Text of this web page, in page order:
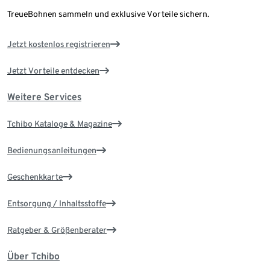
TreueBohnen sammeln und exklusive Vorteile sichern.
Jetzt kostenlos registrieren
Jetzt Vorteile entdecken
Weitere Services
Tchibo Kataloge & Magazine
Bedienungsanleitungen
Geschenkkarte
Entsorgung / Inhaltsstoffe
Ratgeber & Größenberater
Über Tchibo